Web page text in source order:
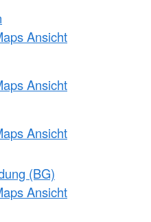
Ansicht
Ansicht
Ansicht
(BG)
Ansicht